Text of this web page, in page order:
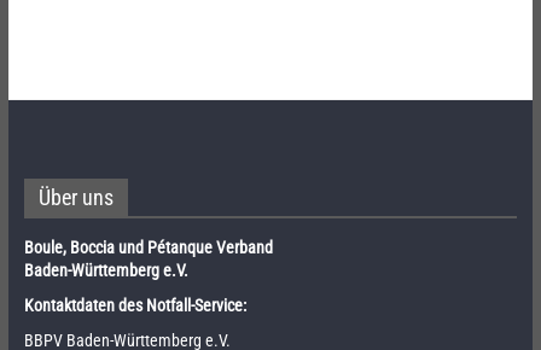
Über uns
Boule, Boccia und Pétanque Verband
Baden-Württemberg e.V.
Kontaktdaten des Notfall-Service:
BBPV Baden-Württemberg e.V.